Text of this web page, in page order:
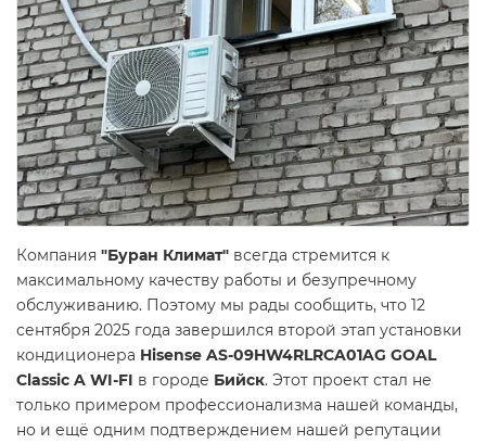
Компания "Буран Климат" всегда стремится к
максимальному качеству работы и безупречному
обслуживанию. Поэтому мы рады сообщить, что 12
сентября 2025 года завершился второй этап установки
кондиционера Hisense AS-09HW4RLRCA01AG GOAL
Classic A WI-FI в городе Бийск. Этот проект стал не
только примером профессионализма нашей команды,
но и ещё одним подтверждением нашей репутации